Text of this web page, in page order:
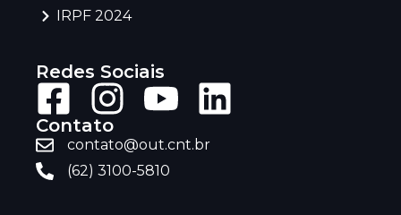
IRPF 2024
Redes Sociais
Contato
contato@out.cnt.br
(62) 3100-5810